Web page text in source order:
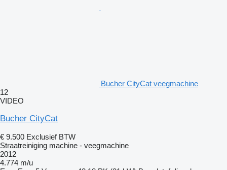
Bucher CityCat veegmachine
12
VIDEO
Bucher CityCat
€ 9.500 Exclusief BTW
Straatreiniging machine - veegmachine
2012
4.774 m/u